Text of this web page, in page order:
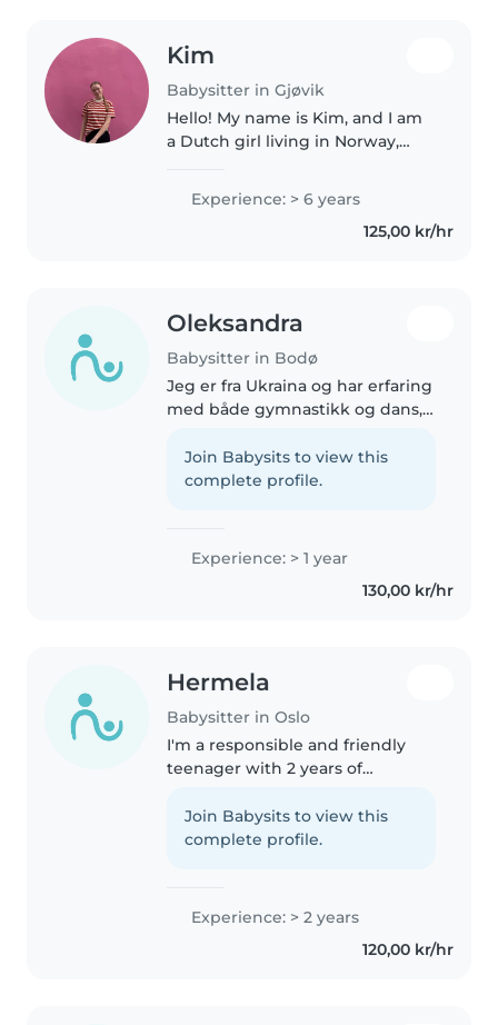
Kim
Babysitter in Gjøvik
Hello! My name is Kim, and I am
a Dutch girl living in Norway,
opportunities in childcare and
babysitting. I graduated from an
International Teacher Education..
Experience: > 6 years
125,00 kr/hr
Oleksandra
Babysitter in Bodø
Jeg er fra Ukraina og har erfaring
med både gymnastikk og dans,
utholdenhet og ansvarsfølelse.
Jeg er kreativ og liker å jobbe
Join Babysits to view this
complete profile.
Experience: > 1 year
130,00 kr/hr
Hermela
Babysitter in Oslo
I'm a responsible and friendly
teenager with 2 years of
babies, and preschoolers. I'm
first aid certified and
Join Babysits to view this
complete profile.
Experience: > 2 years
120,00 kr/hr